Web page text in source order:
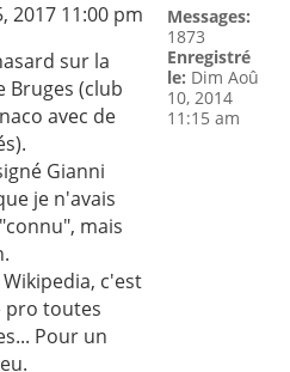
2017 11:00 pm
sur la
Bruges (club
avec de
Gianni
je n'avais
mais
c'est
pro toutes
Pour un
Messages:
1873
Enregistré
le: Dim Aoû
10, 2014
11:15 am